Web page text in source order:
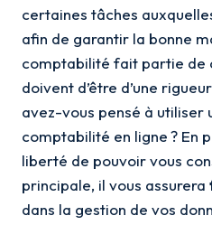
certaines tâches
afin de garantir la bonne
comptabilité fait partie de
doivent d’être d’une
avez-vous pensé à utiliser
comptabilité en ligne ? En
liberté de pouvoir vous
principale, il vous assurera
dans la gestion de vos